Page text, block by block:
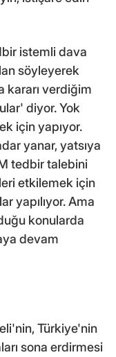
istemli dava
söyleyerek
kararı verdiğim
diyor. Yok
için yapıyor.
yanar, yatsıya
tedbir talebini
etkilemek için
yapılıyor. Ama
konularda
devam
Türkiye'nin
sona erdirmesi